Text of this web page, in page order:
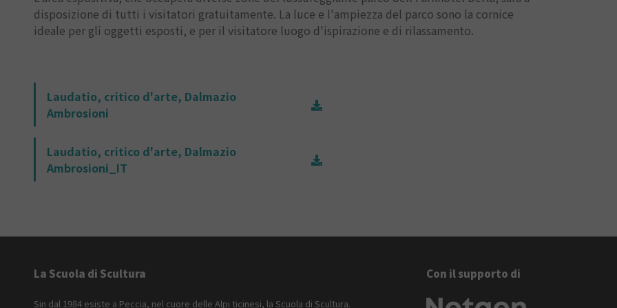
disposizione di tutti i visitatori gratuitamente. La luce e l'ampiezza del parco sono la cornice
ideale per gli oggetti esposti, e per il visitatore luogo d'ispirazione e di rilassamento.
Laudatio, critico d'arte, Dalmazio
Ambrosioni
Laudatio, critico d'arte, Dalmazio
Ambrosioni_IT
La Scuola di Scultura
Sin dal 1984 esiste a Peccia, nel cuore delle Alpi ticinesi, la Scuola di Scultura.
Con il supporto di